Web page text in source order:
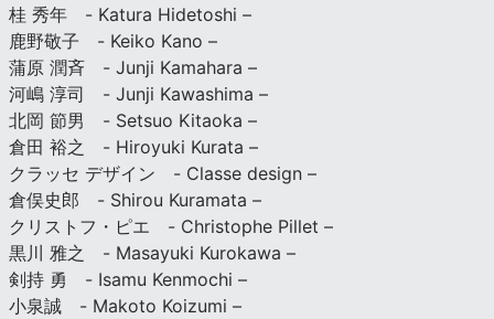
桂 秀年 - Katura Hidetoshi –
鹿野敬子 - Keiko Kano –
蒲原 潤斉 - Junji Kamahara –
河嶋 淳司 - Junji Kawashima –
北岡 節男 - Setsuo Kitaoka –
倉田 裕之 - Hiroyuki Kurata –
クラッセ デザイン - Classe design –
倉俣史郎 - Shirou Kuramata –
クリストフ・ピエ - Christophe Pillet –
黒川 雅之 - Masayuki Kurokawa –
剣持 勇 - Isamu Kenmochi –
小泉誠 - Makoto Koizumi –